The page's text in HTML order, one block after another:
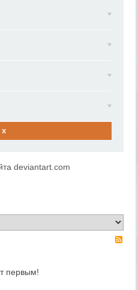
x
deviantart.com
первым!